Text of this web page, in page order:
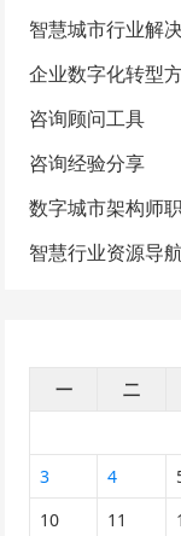
智慧城市行业解
企业数字化转型
咨询顾问工具
咨询经验分享
数字城市架构师
智慧行业资源导
一
二
3
4
10
11